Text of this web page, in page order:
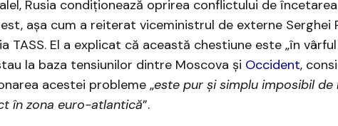
Rusia condiționează oprirea conflictului de
așa cum a reiterat viceministrul de externe Serghei
TASS. El a explicat că această chestiune este „în
la baza tensiunilor dintre Moscova și Occident,
acestei probleme „este pur și simplu imposibil
în zona euro-atlantică”.